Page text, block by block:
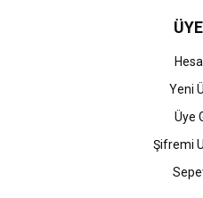
Yeni
Üye
Şifremi